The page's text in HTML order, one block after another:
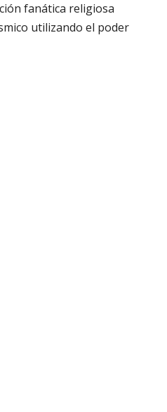
fanática religiosa
utilizando el poder